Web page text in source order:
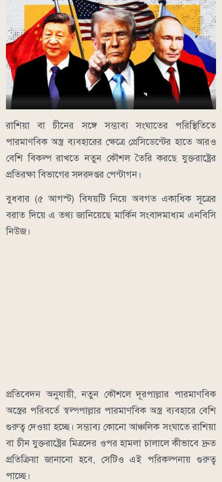
রাশিয়া বা চীনের সঙ্গে সম্ভাব্য সংঘাতের পরিস্থিতিতে
পারমাণবিক অস্ত্র ব্যবহারের ক্ষেত্রে প্রেসিডেন্টের হাতে আরও
বেশি বিকল্প রাখতে নতুন কৌশল তৈরি করছে যুক্তরাষ্ট্রের
প্রতিরক্ষা বিভাগের সদরদপ্তর পেন্টাগন।
বুধবার (৫ আগস্ট) বিষয়টি নিয়ে অবগত একাধিক সূত্রের
বরাত দিয়ে এ তথ্য জানিয়েছে মার্কিন সংবাদমাধ্যম এনবিসি
নিউজ।
প্রতিবেদন অনুযায়ী, নতুন কৌশলে দূরপাল্লার পারমাণবিক
অস্ত্রের পরিবর্তে স্বল্পপাল্লার পারমাণবিক অস্ত্র ব্যবহারে বেশি
গুরুত্ব দেওয়া হচ্ছে। সম্ভাব্য কোনো আঞ্চলিক সংঘাতে রাশিয়া
বা চীন যুক্তরাষ্ট্রের মিত্রদের ওপর হামলা চালালে কীভাবে দ্রুত
প্রতিক্রিয়া জানানো হবে, সেটিও এই পরিকল্পনায় গুরুত্ব
পাচ্ছে।